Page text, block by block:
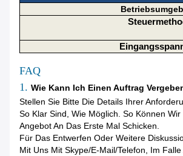
FAQ
1. Wie Kann Ich Einen Auftrag
Stellen Sie Bitte Die Details Ihrer
So Klar Sind, Wie Möglich. So Können
Angebot An Das Erste Mal Schicken.
Für Das Entwerfen Oder Weitere
Mit Uns Mit Skype/E-Mail/Telefon, Im